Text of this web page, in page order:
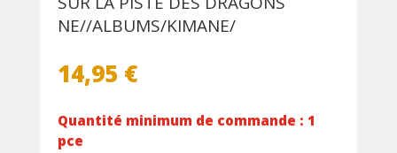
NE//ALBUMS/KIMANE/
14,95 €
Quantité minimum de commande : 1
pce